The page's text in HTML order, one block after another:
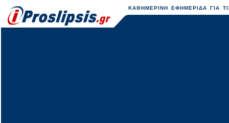
ΚΑΘΗΜΕΡΙΝΗ ΕΦΗΜΕΡΙΔΑ ΓΙΑ